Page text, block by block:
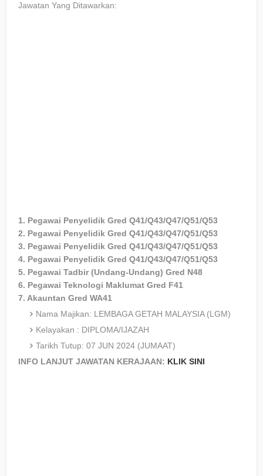
Jawatan Yang Ditawarkan:
1. Pegawai Penyelidik Gred Q41/Q43/Q47/Q51/Q53
2. Pegawai Penyelidik Gred Q41/Q43/Q47/Q51/Q53
3. Pegawai Penyelidik Gred Q41/Q43/Q47/Q51/Q53
4. Pegawai Penyelidik Gred Q41/Q43/Q47/Q51/Q53
5. Pegawai Tadbir (Undang-Undang) Gred N48
6. Pegawai Teknologi Maklumat Gred F41
7. Akauntan Gred WA41
Nama Majikan: LEMBAGA GETAH MALAYSIA (LGM)
Kelayakan : DIPLOMA/IJAZAH
Tarikh Tutup: 07 JUN 2024 (JUMAAT)
INFO LANJUT JAWATAN KERAJAAN: KLIK SINI